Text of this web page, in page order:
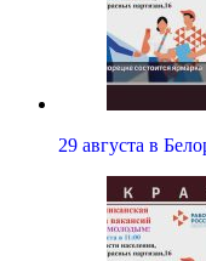
29 августа в